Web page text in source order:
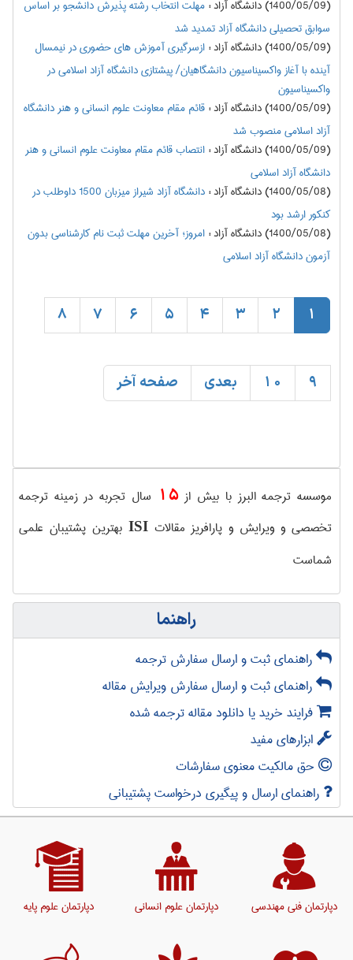
(1400/05/09) دانشگاه آزاد :مهلت انتخاب رشته پذیرش دانشجو بر اساس
سوابق تحصیلی دانشگاه آزاد تمدید شد
(1400/05/09) دانشگاه آزاد
:ازسرگیری آموزش های حضوری در نیمسال
آینده با آغاز واکسیناسیون دانشگاهیان/ پیشتازی دانشگاه آزاد اسلامی در
واکسیناسیون
(1400/05/09) دانشگاه آزاد
:قائم مقام معاونت علوم انسانی و هنر دانشگاه
آزاد اسلامی منصوب شد
(1400/05/09) دانشگاه آزاد
:انتصاب قائم مقام معاونت علوم انسانی و هنر
دانشگاه آزاد اسلامی
(1400/05/08) دانشگاه آزاد
:
دانشگاه آزاد شیراز میزبان 1500 داوطلب در
کنکور ارشد بود
(1400/05/08) دانشگاه آزاد
:امروز؛ آخرین مهلت ثبت نام کارشناسی بدون
آزمون دانشگاه آزاد اسلامی
1
2
3
4
5
6
7
8
9
10 بعدی صفحه آخر
موسسه ترجمه البرز با بیش از15 سال تجربه در زمینه ترجمه
تخصصی و ویرایش و پارافریز مقالاتISI بهترین پشتیبان علمی
شماست
راهنما
راهنمای ثبت و ارسال سفارش ترجمه
راهنمای ثبت و ارسال سفارش ویرایش مقاله
فرایند خرید یا دانلود مقاله ترجمه شده
ابزارهای مفید
حق مالکیت معنوی سفارشات
راهنمای ارسال و پیگیری درخواست پشتیبانی
دپارتمان فنی مهندسی دپارتمان علوم انسانی دپارتمان علوم پایه